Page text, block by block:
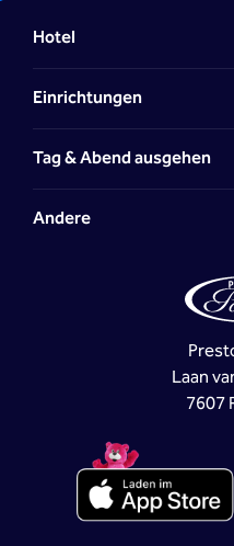
Hotel
Einrichtungen
Tag & Abend ausgehen
Andere
Laan
7607